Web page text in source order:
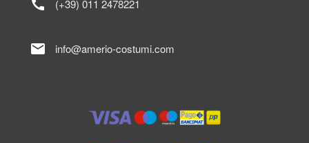
call (+39) 011 2478221
mail info@amerio-costumi.com